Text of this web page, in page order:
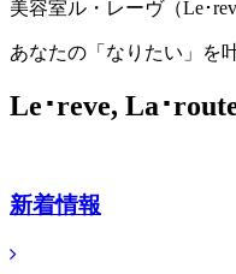
美容室ル・レーヴ（Le･
あなたの「なりたい」を
Le･reve, La･
新着情報